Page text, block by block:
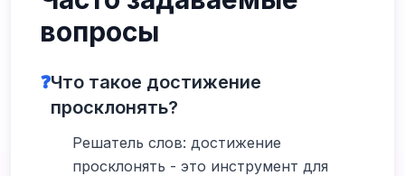
вопросы
❓Что такое достижение
просклонять?
Решатель слов: достижение
просклонять - это инструмент для